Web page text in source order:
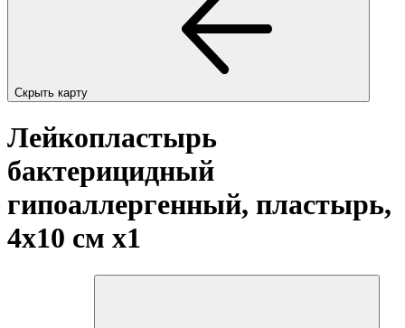
Скрыть карту
Лейкопластырь
бактерицидный
гипоаллергенный, пластырь,
4х10 см x1